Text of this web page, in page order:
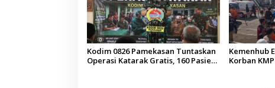
Kodim 0826 Pamekasan Tuntaskan
Operasi Katarak Gratis, 160 Pasien
Kemenhub
Korban